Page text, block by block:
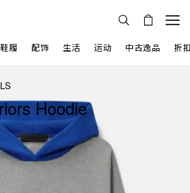
鞋履 配饰 生活 运动 中古逸品 折
Hoodie